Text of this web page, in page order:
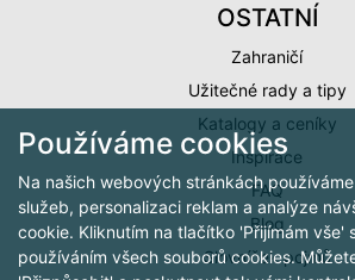
OSTATNÍ
Zahraničí
Užitečné rady a tipy
Katalogy a ceníky
Inspirace
FAQ
Blog
Slovníček pojmů
Používáme cookies
Na našich webových stránkách
služeb, personalizaci reklam a analýze
cookie. Kliknutím na tlačítko 'Přijímám vše'
používáním všech souborů cookies.